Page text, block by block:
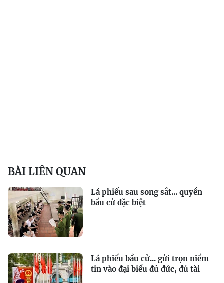
BÀI LIÊN QUAN
Lá phiếu sau song sắt... quyền
bầu cử đặc biệt
Lá phiếu bầu cử... gửi trọn niềm
tin vào đại biểu đủ đức, đủ tài